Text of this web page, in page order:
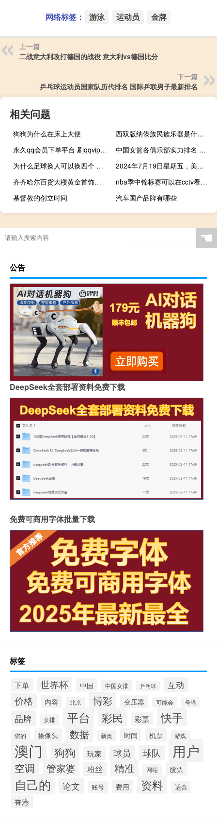
网络标签： 游泳 运动员 金牌
上一篇
二战意大利攻打德国的战役 意大利vs德国比分
下一篇
乒乓球运动员国家队历代排名 国际乒联男子最新排名
相关问题
狗狗为什么在床上大便
西双版纳傣族民族乐器是什么 芦笙是哪个民族的乐器
永久qq会员下单平台 刷qqvip网站卡盟(qq会员刷永久网站地址)
中国女篮各俱乐部实力排名 中国女篮谁最厉害
为什么足球换人可以换四个 足球比赛可以换几个人
2024年7月19日星期五，美国主要股指的表现分析
齐齐哈尔百货大楼黄金首饰多少钱一克 黄金首饰多少钱一克
nba季中锦标赛可以在cctv看吗 观看nba比赛的软件
基督教的创立时间
汽车国产品牌有哪些
☚
公告
DeepSeek全套部署资料免费下载
免费可商用字体批量下载
标签
下单 世界杯 中国 中国女排 乒乓球 互动
价格 内容 北京 博彩 变压器 可能会 号码
品牌 女排 平台 彩民 彩票 快手
您的 摄像头 数据 新奥 时间 机票 游戏
澳门 狗狗 玩家 球员 球队 用户
空调 管家婆 粉丝 精准 网站 股票
自己的 论文 账号 费用 资料 适合
香港